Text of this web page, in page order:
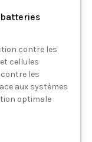
contre les
cellules
les
aux systèmes
optimale